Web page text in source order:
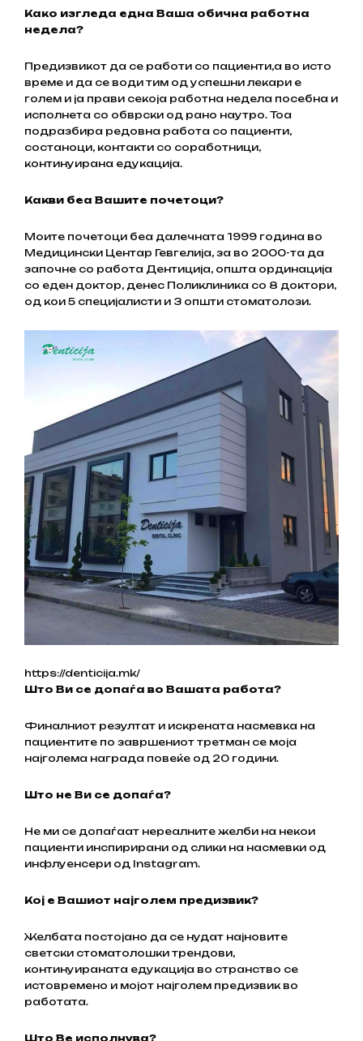
Како изгледа една Ваша обична работна
недела?
Предизвикот да се работи со пациенти,а во исто
време и да се води тим од успешни лекари е
голем и ја прави секоја работна недела посебна и
исполнета со обврски од рано наутро. Тоа
подразбира редовна работа со пациенти,
состаноци, контакти со соработници,
континуирана едукација.
Какви беа Вашите почетоци?
Моите почетоци беа далечната 1999 година во
Медицински Центар Гевгелија, за во 2000-та да
започне со работа Дентиција, општа ординација
со еден доктор, денес Поликлиника со 8 доктори,
од кои 5 специјалисти и 3 општи стоматолози.
https://denticija.mk/
Што Ви се допаѓа во Вашата работа?
Финалниот резултат и искрената насмевка на
пациентите по завршениот третман се моја
најголема награда повеќе од 20 години.
Што не Ви се допаѓа?
Не ми се допаѓаат нереалните желби на некои
пациенти инспирирани од слики на насмевки од
инфлуенсери од Instagram.
Кој е Вашиот најголем предизвик?
Желбата постојано да се нудат најновите
светски стоматолошки трендови,
континуираната едукација во странство се
истовремено и мојот најголем предизвик во
работата.
Што Ве исполнува?